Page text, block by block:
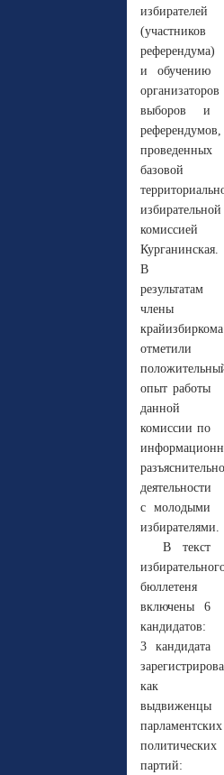
избирателей
(участников
референдума)
и обучению
организаторов
выборов и
референдумов,
проведенных
базовой
избирательной
комиссией
Курганинская.
В
результатам
члены
крайизбиркома
отметили
опыт работы
данной
комиссии по
деятельности
с молодыми
избирателями.
В текст
бюллетеня
включены 6
кандидатов:
3 кандидата
как
выдвиженцы
парламентских
политических
партий: